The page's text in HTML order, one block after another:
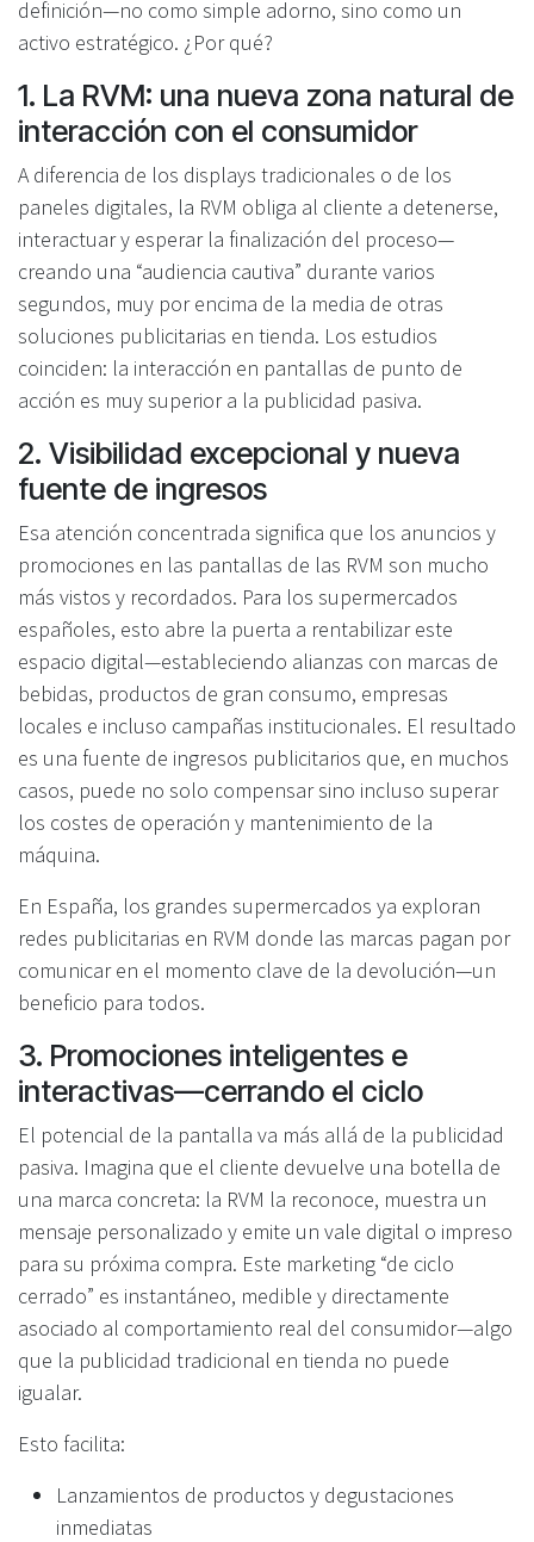
definición—no como simple adorno, sino como un
activo estratégico. ¿Por qué?
1. La RVM: una nueva zona natural de
interacción con el consumidor
A diferencia de los displays tradicionales o de los
paneles digitales, la RVM obliga al cliente a detenerse,
interactuar y esperar la finalización del proceso—
creando una “audiencia cautiva” durante varios
segundos, muy por encima de la media de otras
soluciones publicitarias en tienda. Los estudios
coinciden: la interacción en pantallas de punto de
acción es muy superior a la publicidad pasiva.
2. Visibilidad excepcional y nueva
fuente de ingresos
Esa atención concentrada significa que los anuncios y
promociones en las pantallas de las RVM son mucho
más vistos y recordados. Para los supermercados
españoles, esto abre la puerta a rentabilizar este
espacio digital—estableciendo alianzas con marcas de
bebidas, productos de gran consumo, empresas
locales e incluso campañas institucionales. El resultado
es una fuente de ingresos publicitarios que, en muchos
casos, puede no solo compensar sino incluso superar
los costes de operación y mantenimiento de la
máquina.
En España, los grandes supermercados ya exploran
redes publicitarias en RVM donde las marcas pagan por
comunicar en el momento clave de la devolución—un
beneficio para todos.
3. Promociones inteligentes e
interactivas—cerrando el ciclo
El potencial de la pantalla va más allá de la publicidad
pasiva. Imagina que el cliente devuelve una botella de
una marca concreta: la RVM la reconoce, muestra un
mensaje personalizado y emite un vale digital o impreso
para su próxima compra. Este marketing “de ciclo
cerrado” es instantáneo, medible y directamente
asociado al comportamiento real del consumidor—algo
que la publicidad tradicional en tienda no puede
igualar.
Esto facilita:
Lanzamientos de productos y degustaciones
inmediatas